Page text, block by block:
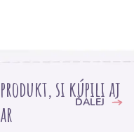
si kúpili aj
ĎALEJ